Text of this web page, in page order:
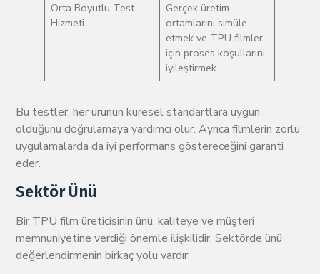
Orta Boyutlu Test
Hizmeti
Gerçek üretim
ortamlarını simüle
etmek ve TPU filmler
için proses koşullarını
iyileştirmek.
Bu testler, her ürünün küresel standartlara uygun
olduğunu doğrulamaya yardımcı olur. Ayrıca filmlerin zorlu
uygulamalarda da iyi performans göstereceğini garanti
eder.
Sektör Ünü
Bir TPU film üreticisinin ünü, kaliteye ve müşteri
memnuniyetine verdiği önemle ilişkilidir. Sektörde ünü
değerlendirmenin birkaç yolu vardır: